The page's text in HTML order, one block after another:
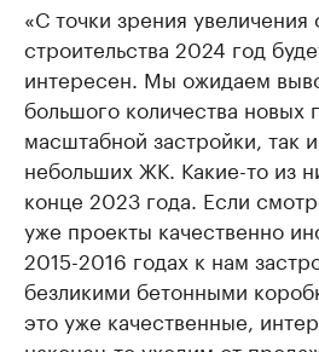
«С точки зрения увеличения
строительства 2024 год
интересен. Мы ожидаем
большого количества новых
масштабной застройки, так
небольших ЖК. Какие-то из
конце 2023 года. Если
уже проекты качественно
2015-2016 годах к нам
безликими бетонными
это уже качественные,